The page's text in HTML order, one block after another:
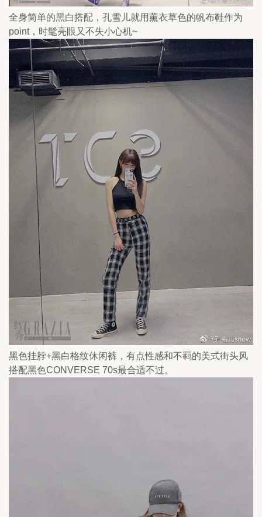
全身简单的黑白搭配，孔雪儿就用薰衣草色的帆布鞋作为
point，时髦亮眼又不失小心机~
黑色挂脖+黑白格纹休闲裤，有点性感和不羁的美式街头风
搭配黑色CONVERSE 70s最合适不过。